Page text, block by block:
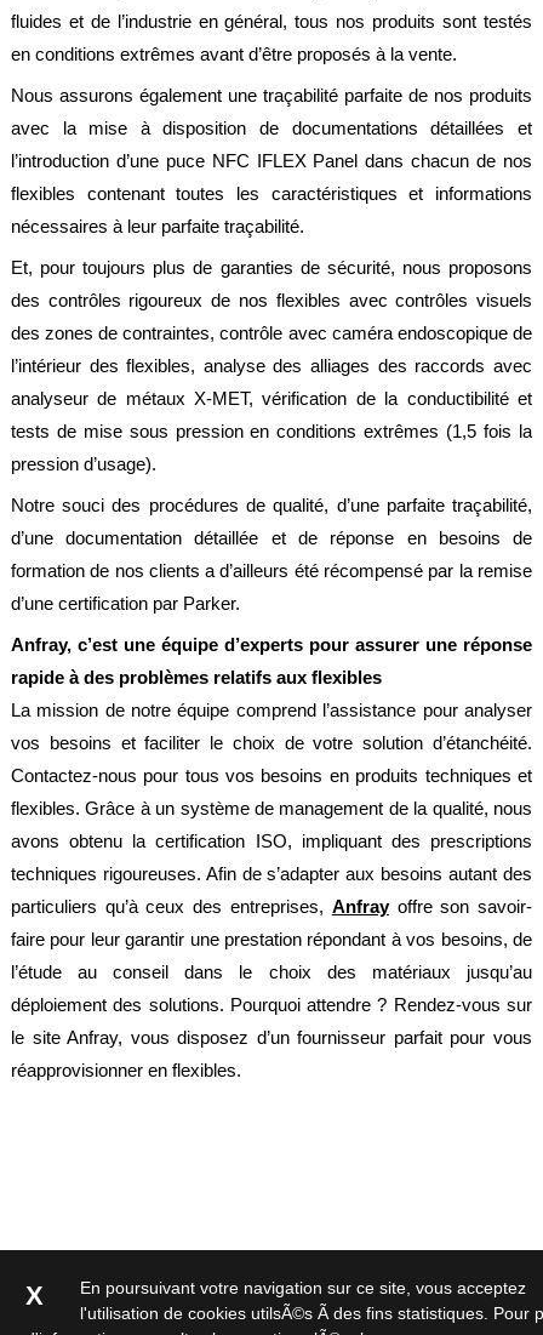
fluides et de l’industrie en général, tous nos produits sont testés
en conditions extrêmes avant d’être proposés à la vente.
Nous assurons également une traçabilité parfaite de nos produits
avec la mise à disposition de documentations détaillées et
l’introduction d’une puce NFC IFLEX Panel dans chacun de nos
flexibles contenant toutes les caractéristiques et informations
nécessaires à leur parfaite traçabilité.
Et, pour toujours plus de garanties de sécurité, nous proposons
des contrôles rigoureux de nos flexibles avec contrôles visuels
des zones de contraintes, contrôle avec caméra endoscopique de
l’intérieur des flexibles, analyse des alliages des raccords avec
analyseur de métaux X-MET, vérification de la conductibilité et
tests de mise sous pression en conditions extrêmes (1,5 fois la
pression d’usage).
Notre souci des procédures de qualité, d’une parfaite traçabilité,
d’une documentation détaillée et de réponse en besoins de
formation de nos clients a d’ailleurs été récompensé par la remise
d’une certification par Parker.
Anfray, c’est une équipe d’experts pour assurer une réponse
rapide à des problèmes relatifs aux flexibles
La mission de notre équipe comprend l’assistance pour analyser
vos besoins et faciliter le choix de votre solution d’étanchéité.
Contactez-nous pour tous vos besoins en produits techniques et
flexibles. Grâce à un système de management de la qualité, nous
avons obtenu la certification ISO, impliquant des prescriptions
techniques rigoureuses. Afin de s’adapter aux besoins autant des
particuliers qu’à ceux des entreprises, Anfrayoffre son savoir-
faire pour leur garantir une prestation répondant à vos besoins, de
l’étude au conseil dans le choix des matériaux jusqu’au
déploiement des solutions. Pourquoi attendre ? Rendez-vous sur
le site Anfray, vous disposez d’un fournisseur parfait pour vous
réapprovisionner en flexibles.
X
En poursuivant votre navigation sur ce site, vous acceptez
l'utilisation de cookies utilsÃ©s Ã des fins statistiques. Pour